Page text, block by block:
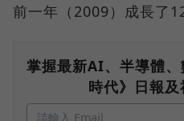
前一年（2009）成長了
掌握最新AI、半導體
時代》日報